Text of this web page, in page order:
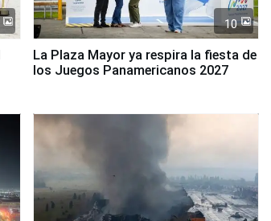
10
La Plaza Mayor ya respira la fiesta de
los Juegos Panamericanos 2027